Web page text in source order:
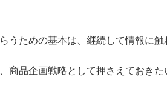
うための基本は、継続して情報に
商品企画戦略として押さえておき